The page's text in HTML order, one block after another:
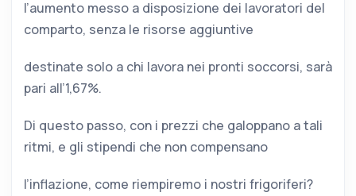
l’aumento messo a disposizione dei lavoratori del
comparto, senza le risorse aggiuntive
destinate solo a chi lavora nei pronti soccorsi, sarà
pari all’1,67%.
Di questo passo, con i prezzi che galoppano a tali
ritmi, e gli stipendi che non compensano
l’inflazione, come riempiremo i nostri frigoriferi?